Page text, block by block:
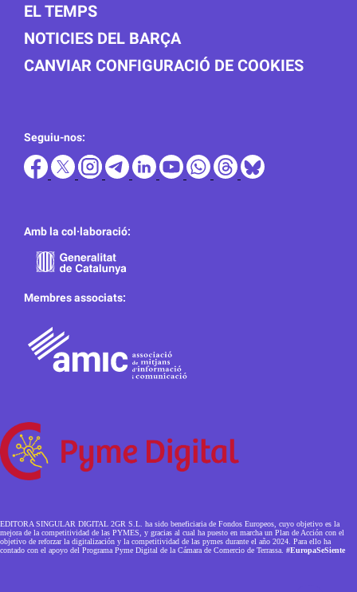
EL TEMPS
NOTICIES DEL BARÇA
CANVIAR CONFIGURACIÓ DE COOKIES
Seguiu-nos:
Amb la col·laboració:
Membres associats:
EDITORA SINGULAR DIGITAL 2GR S.L. ha sido beneficiaria de Fondos Europeos, cuyo objetivo es la
mejora de la competitividad de las PYMES, y gracias al cual ha puesto en marcha un Plan de Acción con el
objetivo de reforzar la digitalización y la competitividad de las pymes durante el año 2024. Para ello ha
contado con el apoyo del Programa Pyme Digital de la Cámara de Comercio de Terrassa. #EuropaSeSiente